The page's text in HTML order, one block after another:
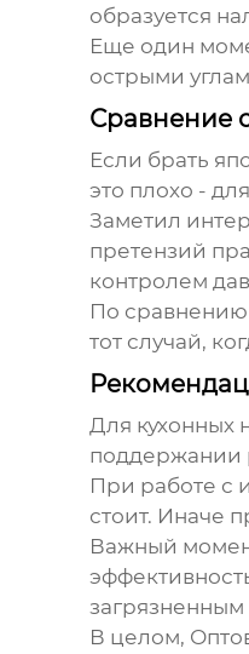
образуется
Еще один
острыми
Сравнение
Если брать
это плохо -
Заметил
претензий
контролем
По сравнению
тот случай,
Для кухонных
поддержании
При работе с
стоит. Иначе
Важный
загрязненным
В целом,